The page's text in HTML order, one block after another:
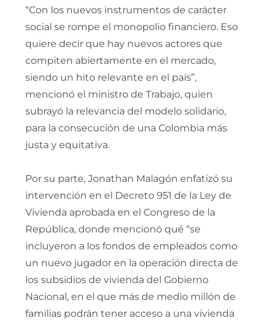
“Con los nuevos instrumentos de carácter
social se rompe el monopolio financiero. Eso
quiere decir que hay nuevos actores que
compiten abiertamente en el mercado,
siendo un hito relevante en el país”,
mencionó el ministro de Trabajo, quien
subrayó la relevancia del modelo solidario,
para la consecución de una Colombia más
justa y equitativa.
Por su parte, Jonathan Malagón enfatizó su
intervención en el Decreto 951 de la Ley de
Vivienda aprobada en el Congreso de la
República, donde mencionó qué “se
incluyeron a los fondos de empleados como
un nuevo jugador en la operación directa de
los subsidios de vivienda del Gobierno
Nacional, en el que más de medio millón de
familias podrán tener acceso a una vivienda